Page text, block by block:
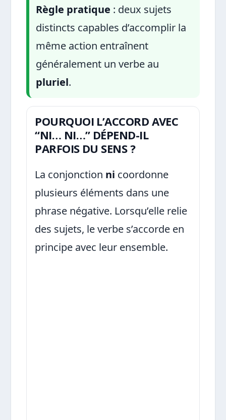
Règle pratique : deux sujets
distincts capables d’accomplir la
même action entraînent
généralement un verbe au
pluriel.
POURQUOI L’ACCORD AVEC
“NI… NI…” DÉPEND-IL
PARFOIS DU SENS ?
La conjonction ni coordonne
plusieurs éléments dans une
phrase négative. Lorsqu’elle relie
des sujets, le verbe s’accorde en
principe avec leur ensemble.